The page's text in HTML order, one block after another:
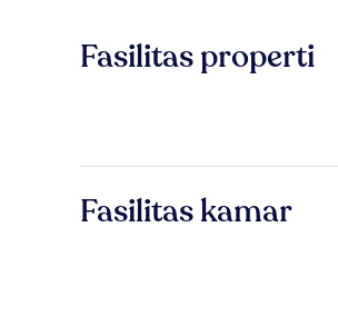
Fasilitas properti
Fasilitas kamar